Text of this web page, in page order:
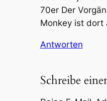
70er Der
Monkey ist dort
Antworten
Schreibe